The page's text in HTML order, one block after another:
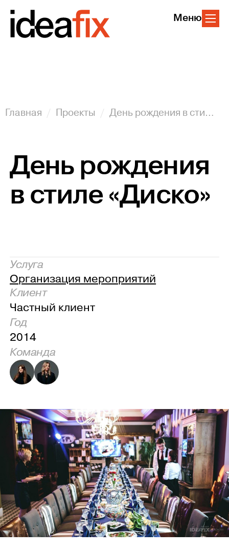
Меню
День рождения
в стиле «Диско»
Главная Проекты День рождения в стиле «Диско»
Услуга
Организация мероприятий
Клиент
Частный клиент
Год
2014
Команда